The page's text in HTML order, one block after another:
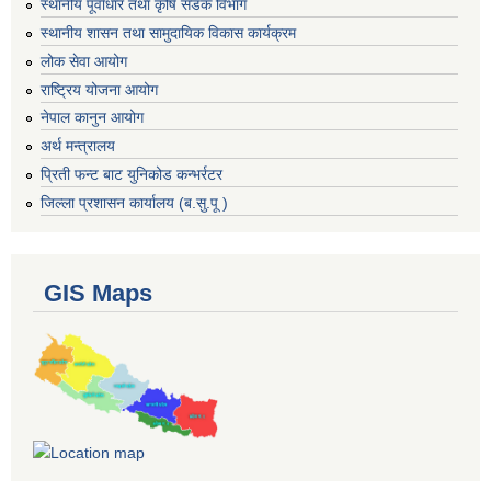
स्थानीय पूर्वाधार तथा कृषि सडक विभाग
स्थानीय शासन तथा सामुदायिक विकास कार्यक्रम
लोक सेवा आयोग
राष्ट्रिय योजना आयोग
नेपाल कानुन आयोग
अर्थ मन्त्रालय
प्रिती फन्ट बाट युनिकोड कन्भर्रटर
जिल्ला प्रशासन कार्यालय (ब.सु.पू )
GIS Maps